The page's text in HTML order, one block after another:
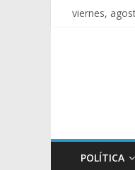
viernes,
POLÍTICA